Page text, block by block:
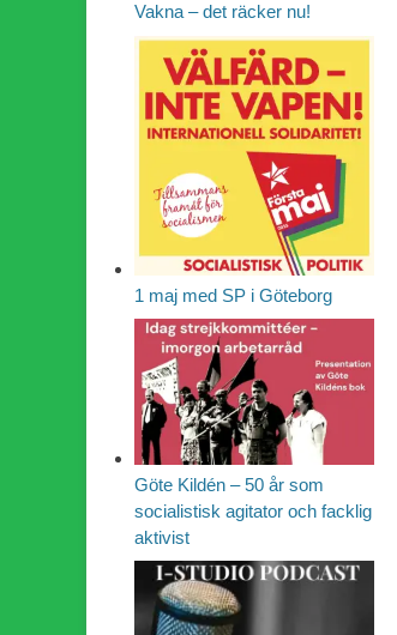
Vakna – det räcker nu!
1 maj med SP i Göteborg
Göte Kildén – 50 år som
socialistisk agitator och facklig
aktivist